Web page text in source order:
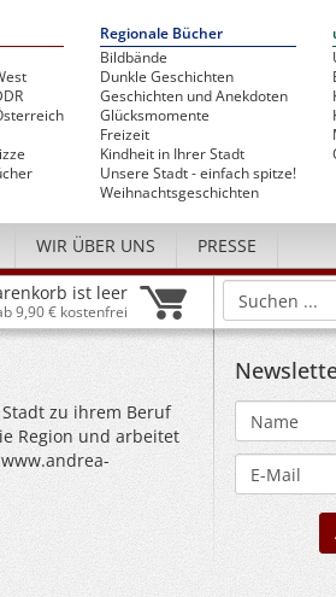
Regionale Bücher
Bildbände
Dunkle Geschichten
Geschichten und Anekdoten
Glücksmomente
Freizeit
Kindheit in Ihrer Stadt
Unsere Stadt - einfach spitze!
Weihnachtsgeschichten
WIR ÜBER UNS PRESSE
ist leer
9,90 € kostenfrei
zu ihrem Beruf
Region und arbeitet